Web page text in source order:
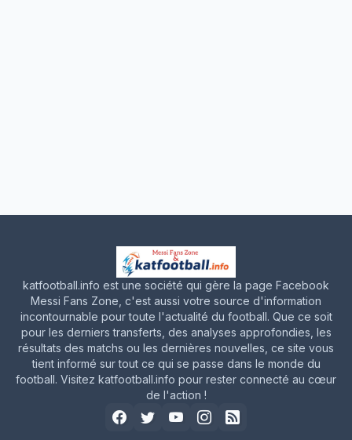
katfootball.info est une société qui gère la page Facebook
Messi Fans Zone, c'est aussi votre source d'information
incontournable pour toute l'actualité du football. Que ce soit
pour les derniers transferts, des analyses approfondies, les
résultats des matchs ou les dernières nouvelles, ce site vous
tient informé sur tout ce qui se passe dans le monde du
football. Visitez katfootball.info pour rester connecté au cœur
de l'action !